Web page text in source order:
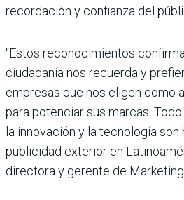
recordación y confianza del
“Estos reconocimientos
ciudadanía nos recuerda y
empresas que nos eligen como
para potenciar sus marcas.
la innovación y la tecnología son
publicidad exterior en
directora y gerente de